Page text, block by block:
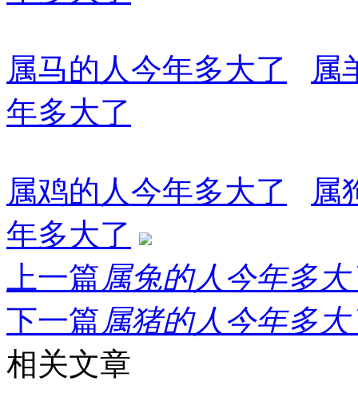
属马的人今年多大了
属
年多大了
属鸡的人今年多大了
属
年多大了
上一篇属兔的人今年多大
下一篇属猪的人今年多大
相关文章